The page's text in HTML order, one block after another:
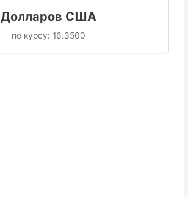
Долларов США
по курсу: 16.3500